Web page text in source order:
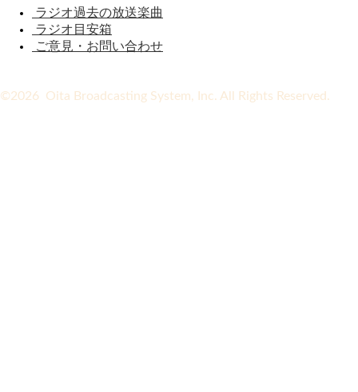
ラジオ過去の放送楽曲
ラジオ目安箱
ご意見・お問い合わせ
©2026 Oita Broadcasting System, Inc. All Rights Reserved.